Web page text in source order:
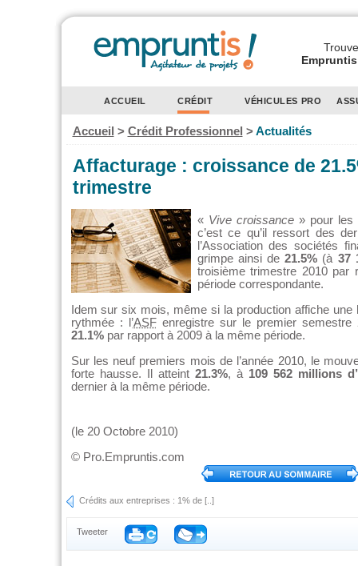
ACCUEIL CRÉDIT VÉHICULES PRO
Accueil > Crédit Professionnel >Actualités
Affacturage : croissance de
trimestre
« Vive croissance» pour les
c’est ce qu’il ressort des
l’Association des sociétés
grimpe ainsi de21.5% (à 37
troisième trimestre 2010 par
période correspondante.
Idem sur six mois, même si la production affiche une
rythmée : l’ASFenregistre sur le premier semestre
21.1%par rapport à 2009 à la même période.
Sur les neuf premiers mois de l’année 2010, le
forte hausse. Il atteint 21.3%, à 109 562 millions
dernier à la même période.
(le 20 Octobre 2010)
© Pro.Empruntis.com
Crédits aux entreprises : 1% de [..]
Tweeter